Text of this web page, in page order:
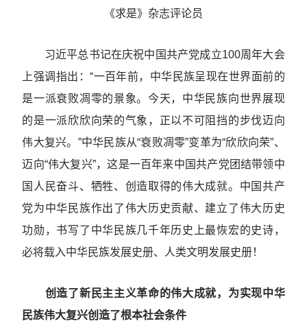
《求是》杂志评论员
习近平总书记在庆祝中国共产党成立100周年大会
上强调指出：“一百年前，中华民族呈现在世界面前的
是一派衰败凋零的景象。今天，中华民族向世界展现
的是一派欣欣向荣的气象，正以不可阻挡的步伐迈向
伟大复兴。”中华民族从“衰败凋零”变革为“欣欣向荣”、
迈向“伟大复兴”，这是一百年来中国共产党团结带领中
国人民奋斗、牺牲、创造取得的伟大成就。中国共产
党为中华民族作出了伟大历史贡献、建立了伟大历史
功勋，书写了中华民族几千年历史上最恢宏的史诗，
必将载入中华民族发展史册、人类文明发展史册！
创造了新民主主义革命的伟大成就，为实现中华
民族伟大复兴创造了根本社会条件